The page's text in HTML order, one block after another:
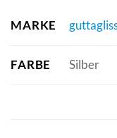
MARKE
FARBE Silber